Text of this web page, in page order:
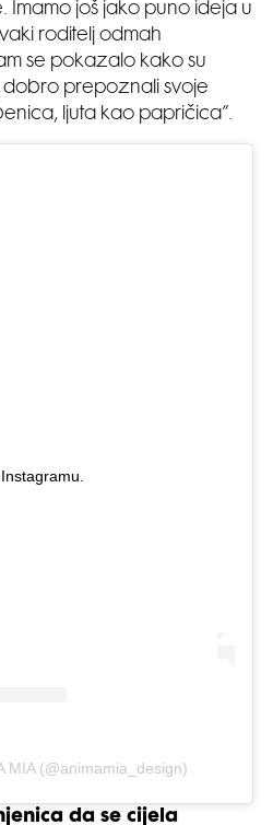
Imamo još jako puno ideja u
roditelj odmah
se pokazalo kako su
dobro prepoznali svoje
ljuta kao papričica”.
MIA (@animamia_design)
da se cijela